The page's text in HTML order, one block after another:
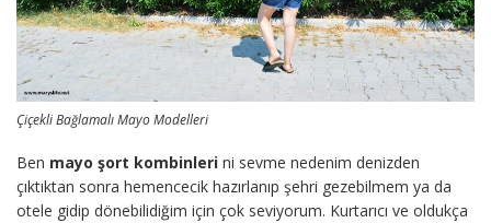
Çiçekli Bağlamalı Mayo Modelleri
Ben mayo şort kombinleri ni sevme nedenim denizden
çıktıktan sonra hemencecik hazırlanıp şehri gezebilmem ya da
otele gidip dönebilidiğim için çok seviyorum. Kurtarıcı ve oldukça